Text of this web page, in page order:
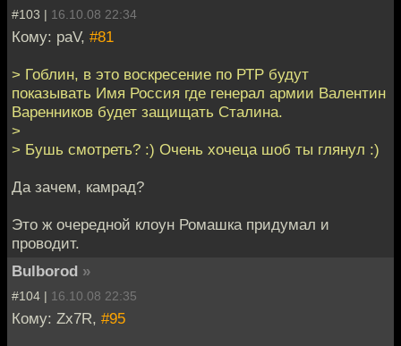
#103 | 16.10.08 22:34
Кому: paV, #81
> Гоблин, в это воскресение по РТР будут
показывать Имя Россия где генерал армии Валентин
Варенников будет защищать Сталина.
>
> Бушь смотреть? :) Очень хочеца шоб ты глянул :)
Да зачем, камрад?
Это ж очередной клоун Ромашка придумал и
проводит.
Bulborod »
#104 | 16.10.08 22:35
Кому: Zx7R, #95